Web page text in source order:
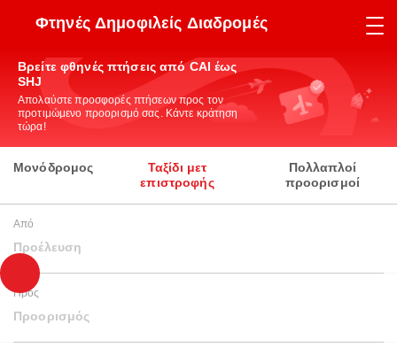
Φτηνές Δημοφιλείς Διαδρομές
Βρείτε φθηνές πτήσεις από CAI έως
SHJ
Απολαύστε προσφορές πτήσεων προς τον
προτιμώμενο προορισμό σας. Κάντε κράτηση
τώρα!
Μονόδρομος
Ταξίδι μετ
επιστροφής
Πολλαπλοί
προορισμοί
Από
Προέλευση
Προς
Προορισμός